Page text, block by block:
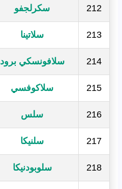
212 سكرلجفو
213 سلاتينا
214 سلافونسكي برود
215 سلاكوفسي
216 سلس
217 سلنيكا
218 سلوبودنيكا